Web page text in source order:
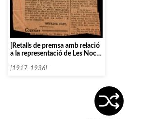
[Retalls de premsa amb relació
a la representació de Les Noces
[1917-1936]